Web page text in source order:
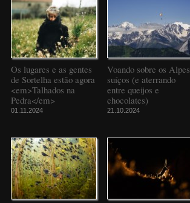
Os lugares e as gentes
de Sortelha estão agora
<em>Talhados na
Pedra</em>
01.11.2024
Voando sobre os Alpes
suíços (e aterrando
entre queijos e
chocolates)
21.10.2024